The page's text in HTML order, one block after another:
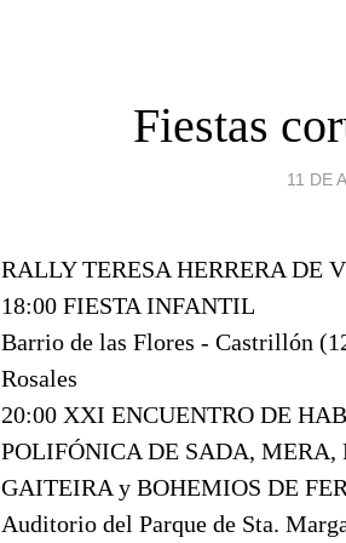
Fiestas
11 DE
RALLY TERESA HERRERA DE
18:00 FIESTA INFANTIL
Barrio de las Flores - Castrillón
Rosales
20:00 XXI ENCUENTRO DE
POLIFÓNICA DE SADA,
GAITEIRA y BOHEMIOS DE
Auditorio del Parque de Sta.